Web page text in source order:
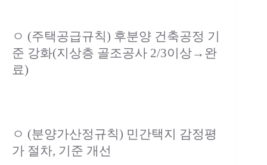
ㅇ (주택공급규칙) 후분양 건축공정 기
준 강화(지상층 골조공사 2/3이상→완
료)
ㅇ (분양가산정규칙) 민간택지 감정평
가 절차, 기준 개선